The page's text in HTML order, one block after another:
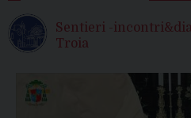
Sentieri -
Troia